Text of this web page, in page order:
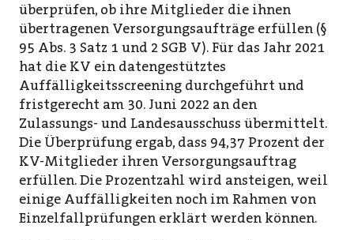
überprüfen, ob ihre Mitglieder die ihnen
übertragenen Versorgungsaufträge erfüllen (§
95 Abs. 3 Satz 1 und 2 SGB V). Für das Jahr 2021
hat die KV ein datengestütztes
Auffälligkeitsscreening durchgeführt und
fristgerecht am 30. Juni 2022 an den
Zulassungs- und Landesausschuss übermittelt.
Die Überprüfung ergab, dass 94,37 Prozent der
KV-Mitglieder ihren Versorgungsauftrag
erfüllen. Die Prozentzahl wird ansteigen, weil
einige Auffälligkeiten noch im Rahmen von
Einzelfallprüfungen erklärt werden können.